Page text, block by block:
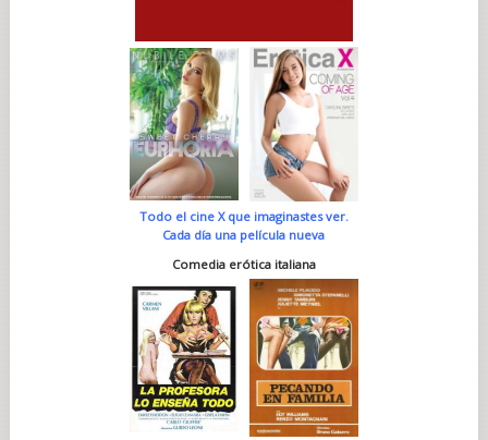
Todo el cine X que imaginastes ver.
Cada día una película nueva
Comedia erótica italiana